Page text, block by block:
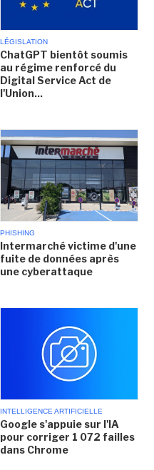
LÉGISLATION
ChatGPT bientôt soumis
au régime renforcé du
Digital Service Act de
l'Union...
PHISHING
Intermarché victime d'une
fuite de données après
une cyberattaque
INTELLIGENCE ARTIFICIELLE
Google s'appuie sur l'IA
pour corriger 1 072 failles
dans Chrome